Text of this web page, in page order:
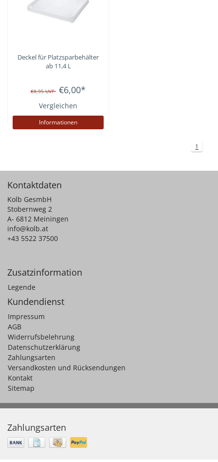
Deckel für Platzsparbehälter
ab 11,4 L
€8,95UVP €6,00*
Vergleichen
Informationen
1
Kontaktdaten
Kolb GesmbH
Stobernweg 2
A- 6812 Meiningen
info@kolb.at
+43 5522 37500
Zusatzinformation
Legende
Kundendienst
Impressum
AGB
Widerrufsbelehrung
Datenschutzerklärung
Zahlungsarten
Versandkosten und Rücksendungen
Kontakt
Sitemap
Zahlungsarten